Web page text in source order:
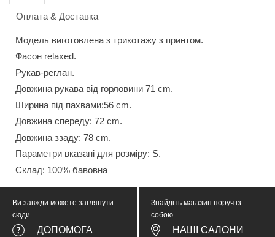
Оплата & Доставка
Модель виготовлена з трикотажу з принтом.
Фасон relaxed.
Рукав-реглан.
Довжина рукава від горловини 71 cm.
Ширина під пахвами:56 cm.
Довжина спереду: 72 cm.
Довжина ззаду: 78 cm.
Параметри вказані для розміру: S.
Склад: 100% бавовна
Ви завжди можете заглянути
сюди
ДОПОМОГА
Знайдіть магазин поруч із
собою
НАШІ САЛОНИ